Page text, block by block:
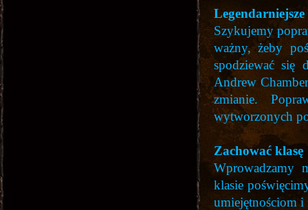
Legendarniejsze
Szykujemy
ważny, żeby
spodziewać się
Andrew
zmianie.
wytworzonych
Zachować klasę
Wprowadzamy
klasie
umiejętnościom i